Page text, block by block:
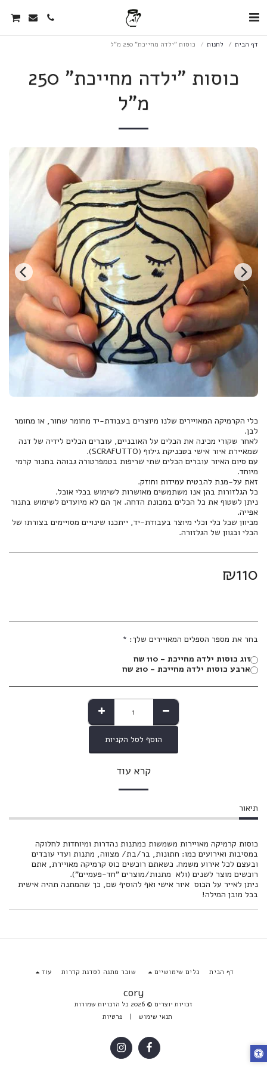
דף הבית לחנות כוסות "ילדה מחייכת" 250 מ"ל
כוסות "ילדה מחייכת" 250
מ"ל
כלי הקרמיקה המאויירים שלנו מיוצרים בעבודת-יד מחומר שחור, או מחומר
לאחר שקורי מכינה את הכלים על האובניים, עוברים הכלים לידיה של דנה
עם סיום האיור עוברים הכלים שתי שריפות בטמפרטורה גבוהה בתנור קרמי
ניתן לשטוף את כל הכלים במכונת הדחה. אך הם לא מיועדים לשימוש בתנור
מכיוון שכל כלי וכלי מיוצר בעבודת-יד, ייתכנו שינויים מסויימים בצורתו של
הכלי ובגוון של הגלזורה.
₪110
בחר את מספר הספלים המאויירים שלך: *
זוג כוסות ילדה מחייכת - 110 שח
ארבע כוסות ילדה מחייכת - 210 שח
הוסף לסל הקניות
קרא עוד
תיאור
כוסות קרמיקה מאויירות משמשות כמתנות נהדרות ומיוחדות לחלוקה
במסיבות ואירועים כמו: חתונות, בר/בת/ מצווה, מתנות ועדי עובדים
ובעצם לכל אירוע משמח. כשאתם רוכשים כוס קרמיקה מאויירת, אתם
רוכשים מוצר לשנים (ולא מתנות/מוצרים "חד-פעמיים").
ניתן לאייר על הכוס איור אישי ואף להוסיף שם, כך שהמתנה תהיה אישית
בכל מובן המילה!
cory
זכויות יוצרים © 2026 כל הזכויות שמורות
תנאי שימוש | פרטיות
דף הבית כלים שימושיים שובר מתנה לסדנת קדרות עוד